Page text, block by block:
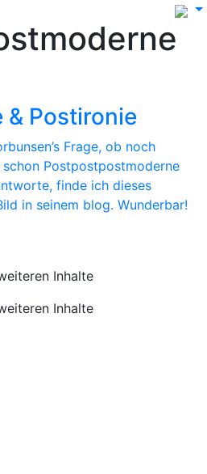
& Postironie
Frage, ob noch
Postpostpostmoderne
finde ich dieses
in seinem blog. Wunderbar!
Inhalte
Inhalte